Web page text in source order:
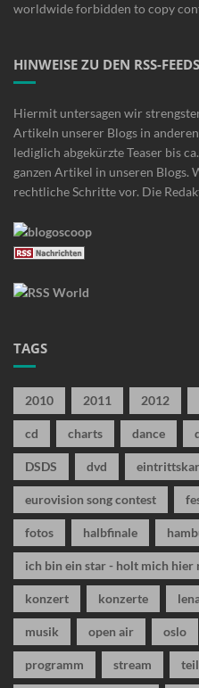
worldwide forbidden to copy
HINWEISE ZU DEN RSS-FEEDS
Hiermit untersagen wir
Artikeln unserer Blogs in
lediglich abgekürzte Teaser bis
ganzen Artikel in unseren Blogs.
rechtliche Schritte vor. Die
TAGS
2010 2011 2012
cd charts dance
DSDS dvd
eurovision song contest
fotos halbfinale
ich bin ein star - holt mich hier
konzert konzerte
musik open air oslo
programm stream